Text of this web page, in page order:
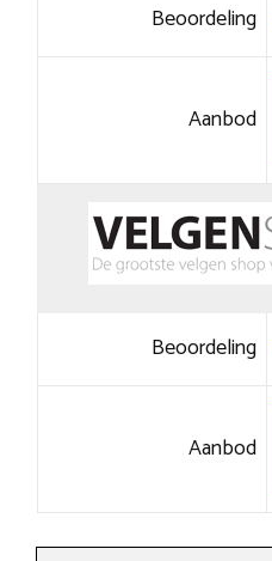
Beoordeling
Aanbod
Beoordeling
Aanbod